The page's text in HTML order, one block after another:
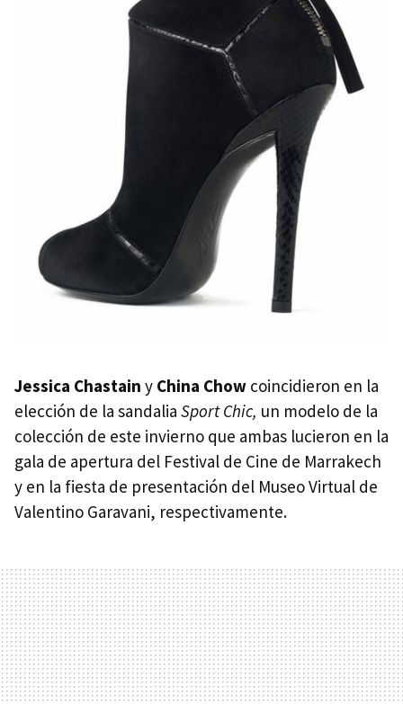
Jessica Chastain y China Chow coincidieron en la
elección de la sandalia Sport Chic, un modelo de la
colección de este invierno que ambas lucieron en la
gala de apertura del Festival de Cine de Marrakech
y en la fiesta de presentación del Museo Virtual de
Valentino Garavani, respectivamente.